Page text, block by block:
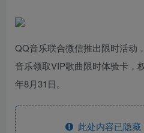
QQ音乐联合微信推出限时活动
音乐领取VIP歌曲限时体验卡，
年8月31日。
此处内容已隐藏